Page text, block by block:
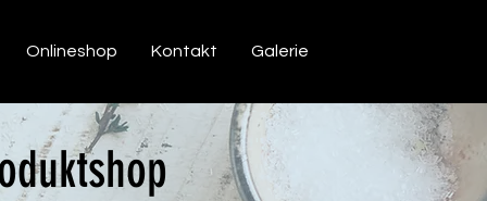
Onlineshop Kontakt Galerie